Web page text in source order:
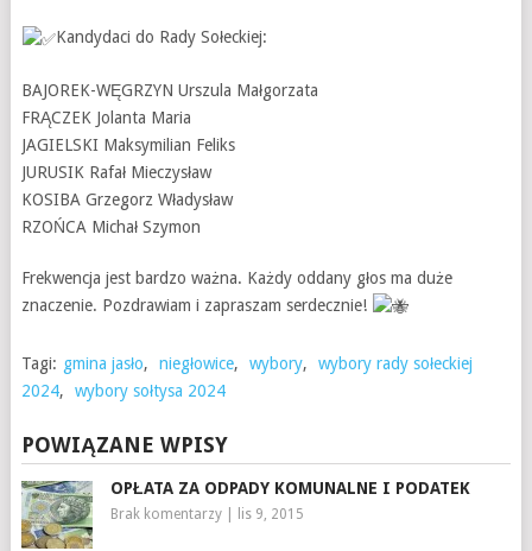
Kandydaci do Rady Sołeckiej:
BAJOREK-WĘGRZYN Urszula Małgorzata
FRĄCZEK Jolanta Maria
JAGIELSKI Maksymilian Feliks
JURUSIK Rafał Mieczysław
KOSIBA Grzegorz Władysław
RZOŃCA Michał Szymon
Frekwencja jest bardzo ważna. Każdy oddany głos ma duże
znaczenie. Pozdrawiam i zapraszam serdecznie!
Tagi: gmina jasło, niegłowice, wybory,
wybory rady sołeckiej
2024, wybory sołtysa 2024
POWIĄZANE WPISY
OPŁATA ZA ODPADY KOMUNALNE I PODATEK
Brak komentarzy| lis 9, 2015